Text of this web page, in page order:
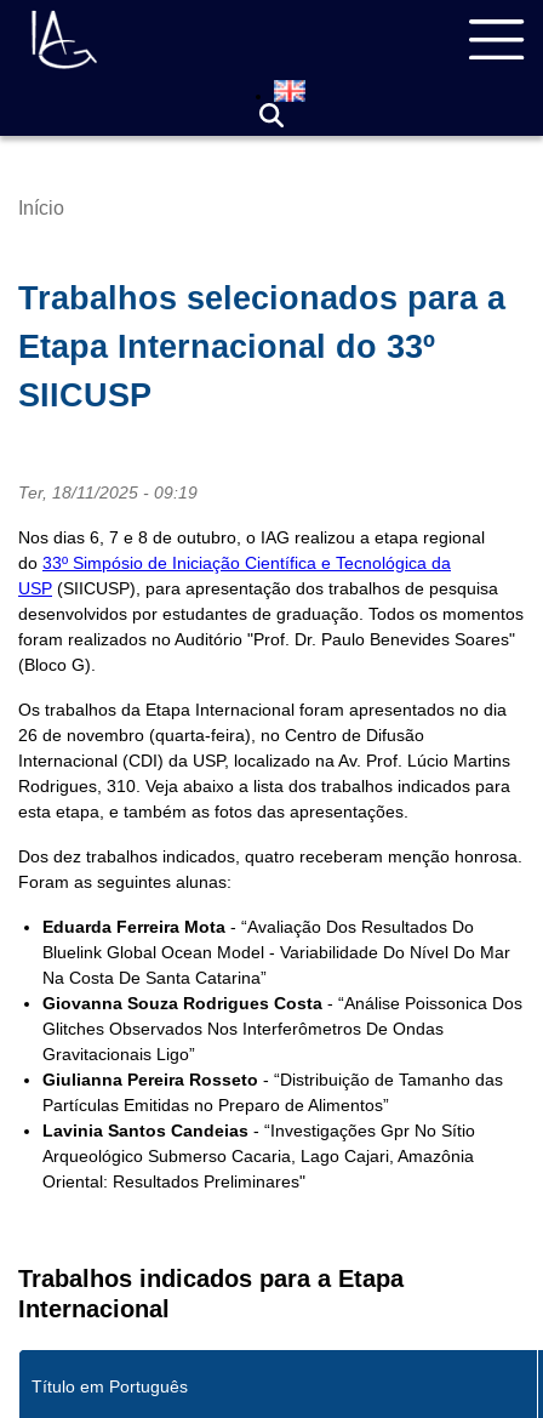
Pular
para
Trilha
Início
Trabalhos selecionados para a
Etapa Internacional do 33º
SIICUSP
Ter, 18/11/2025 - 09:19
Nos dias 6, 7 e 8 de outubro, o IAG realizou a etapa regional
do 33º Simpósio de Iniciação Científica e Tecnológica da
USP (SIICUSP), para apresentação dos trabalhos de pesquisa
desenvolvidos por estudantes de graduação. Todos os momentos
foram realizados no Auditório "Prof. Dr. Paulo Benevides Soares"
(Bloco G).
Os trabalhos da Etapa Internacional foram apresentados no dia
26 de novembro (quarta-feira), no Centro de Difusão
Internacional (CDI) da USP, localizado na Av. Prof. Lúcio Martins
Rodrigues, 310. Veja abaixo a lista dos trabalhos indicados para
esta etapa, e também as fotos das apresentações.
Dos dez trabalhos indicados, quatro receberam menção honrosa.
Foram as seguintes alunas:
Eduarda Ferreira Mota - “Avaliação Dos Resultados Do
Bluelink Global Ocean Model - Variabilidade Do Nível Do Mar
Na Costa De Santa Catarina”
Giovanna Souza Rodrigues Costa - “Análise Poissonica Dos
Glitches Observados Nos Interferômetros De Ondas
Gravitacionais Ligo”
Giulianna Pereira Rosseto - “Distribuição de Tamanho das
Partículas Emitidas no Preparo de Alimentos”
Lavinia Santos Candeias - “Investigações Gpr No Sítio
Arqueológico Submerso Cacaria, Lago Cajari, Amazônia
Oriental: Resultados Preliminares"
Trabalhos indicados para a Etapa
Internacional
Título em Português